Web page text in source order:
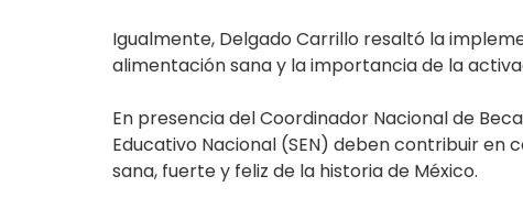
Igualmente, Delgado Carrillo resaltó la
alimentación sana y la importancia de la
En presencia del Coordinador Nacional de
Educativo Nacional (SEN) deben contribuir en
sana, fuerte y feliz de la historia de México.